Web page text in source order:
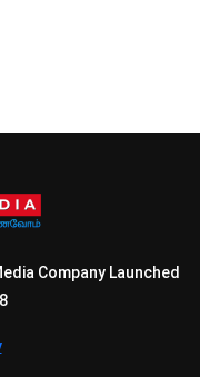
Company Launched